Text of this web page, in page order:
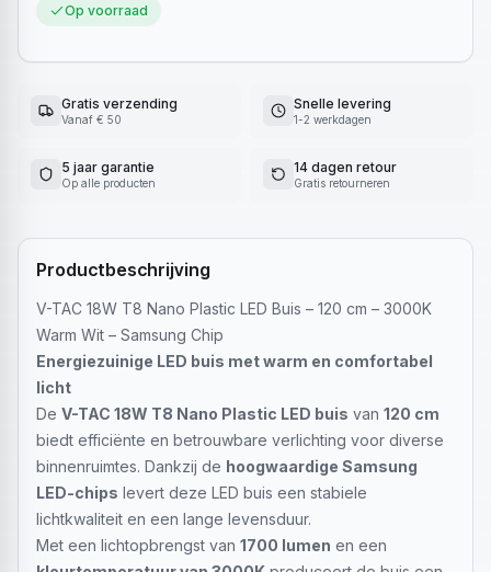
Op voorraad
Gratis verzending
Vanaf € 50
Snelle levering
1-2 werkdagen
5 jaar garantie
Op alle producten
14 dagen retour
Gratis retourneren
Productbeschrijving
V-TAC 18W T8 Nano Plastic LED Buis – 120 cm – 3000K
Warm Wit – Samsung Chip
Energiezuinige LED buis met warm en comfortabel
licht
De V-TAC 18W T8 Nano Plastic LED buis van 120 cm
biedt efficiënte en betrouwbare verlichting voor diverse
binnenruimtes. Dankzij de hoogwaardige Samsung
LED-chips levert deze LED buis een stabiele
lichtkwaliteit en een lange levensduur.
Met een lichtopbrengst van 1700 lumen en een